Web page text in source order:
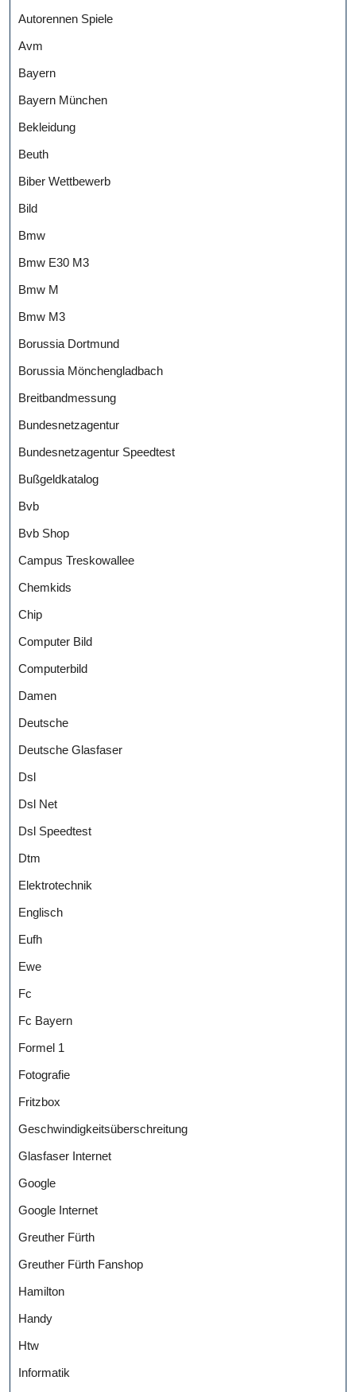
Autorennen Spiele
Avm
Bayern
Bayern München
Bekleidung
Beuth
Biber Wettbewerb
Bild
Bmw
Bmw E30 M3
Bmw M
Bmw M3
Borussia Dortmund
Borussia Mönchengladbach
Breitbandmessung
Bundesnetzagentur
Bundesnetzagentur Speedtest
Bußgeldkatalog
Bvb
Bvb Shop
Campus Treskowallee
Chemkids
Chip
Computer Bild
Computerbild
Damen
Deutsche
Deutsche Glasfaser
Dsl
Dsl Net
Dsl Speedtest
Dtm
Elektrotechnik
Englisch
Eufh
Ewe
Fc
Fc Bayern
Formel 1
Fotografie
Fritzbox
Geschwindigkeitsüberschreitung
Glasfaser Internet
Google
Google Internet
Greuther Fürth
Greuther Fürth Fanshop
Hamilton
Handy
Htw
Informatik